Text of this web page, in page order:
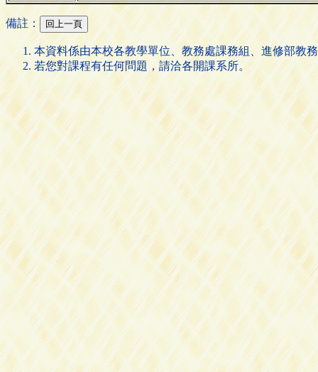
備註：
本資料係由本校各教學單位、教務處課務組、進修部教
若您對課程有任何問題，請洽各開課系所。